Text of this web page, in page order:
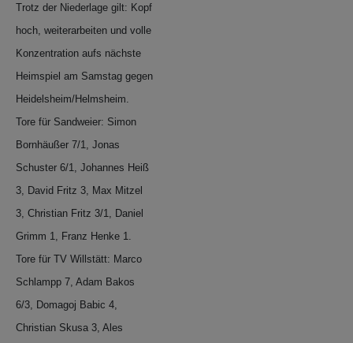
Trotz der Niederlage gilt: Kopf
hoch, weiterarbeiten und volle
Konzentration aufs nächste
Heimspiel am Samstag gegen
Heidelsheim/Helmsheim.
Tore für Sandweier: Simon
Bornhäußer 7/1, Jonas
Schuster 6/1, Johannes Heiß
3, David Fritz 3, Max Mitzel
3, Christian Fritz 3/1, Daniel
Grimm 1, Franz Henke 1.
Tore für TV Willstätt: Marco
Schlampp 7, Adam Bakos
6/3, Domagoj Babic 4,
Christian Skusa 3, Ales